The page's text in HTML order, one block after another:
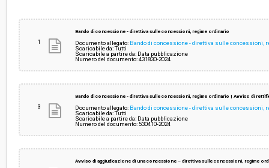
Responsabile attuale: COMUNE DI SAN GIOVANNI VALDARNO -
di un altro soggetto singolo:
1
Bando di concessione - direttiva sulle concessioni, regime ordinario
Documento allegato: Bando di concessione - direttiva sulle concessioni,
Scaricabile da: Tutti
Scaricabile a partire da: Data pubblicazione
Numero del documento: 431830-2024
3
Bando di concessione - direttiva sulle concessioni, regime ordinario | Avviso di
Documento allegato: Bando di concessione - direttiva sulle concessioni,
Scaricabile da: Tutti
Scaricabile a partire da: Data pubblicazione
Numero del documento: 530410-2024
Avviso di aggiudicazione di una concessione – direttiva sulle concessioni, regime